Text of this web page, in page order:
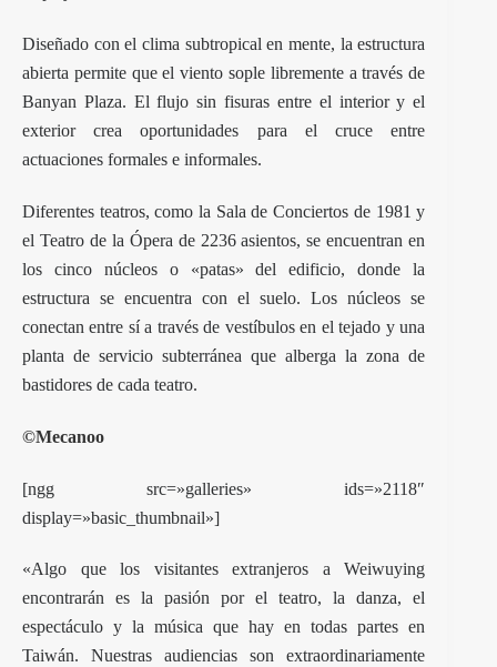
Diseñado con el clima subtropical en mente, la estructura
abierta permite que el viento sople libremente a través de
Banyan Plaza. El flujo sin fisuras entre el interior y el
exterior crea oportunidades para el cruce entre
actuaciones formales e informales.
Diferentes teatros, como la Sala de Conciertos de 1981 y
el Teatro de la Ópera de 2236 asientos, se encuentran en
los cinco núcleos o «patas» del edificio, donde la
estructura se encuentra con el suelo. Los núcleos se
conectan entre sí a través de vestíbulos en el tejado y una
planta de servicio subterránea que alberga la zona de
bastidores de cada teatro.
©Mecanoo
[ngg src=»galleries» ids=»2118″
display=»basic_thumbnail»]
«Algo que los visitantes extranjeros a Weiwuying
encontrarán es la pasión por el teatro, la danza, el
espectáculo y la música que hay en todas partes en
Taiwán. Nuestras audiencias son extraordinariamente